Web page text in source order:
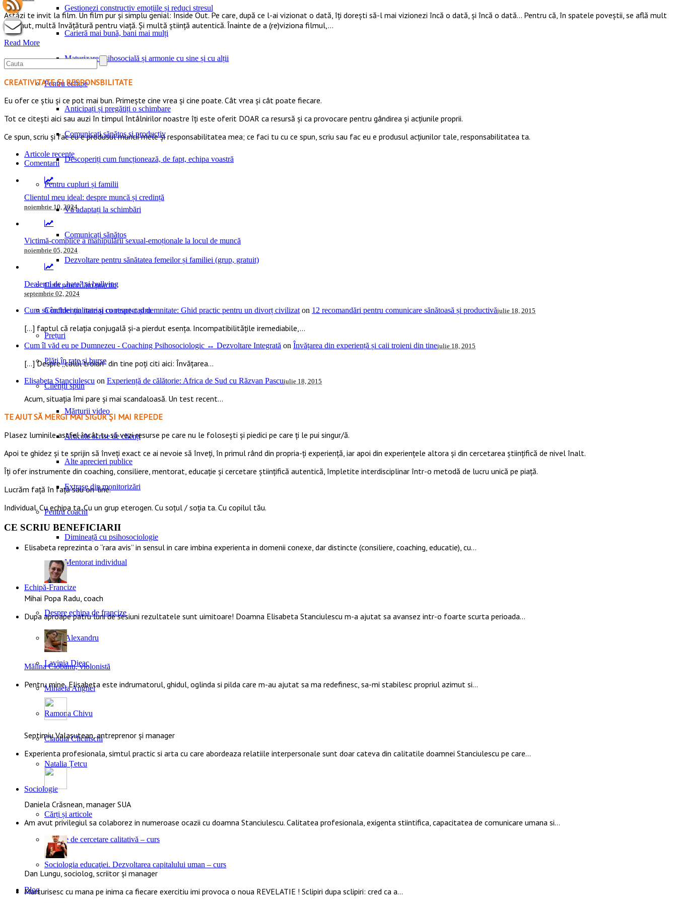
Gestionezi constructiv emoțiile și reduci stresul
Carieră mai bună, bani mai mulți
Maturizare psihosocială și armonie cu sine și cu alții
Pentru echipe
Anticipați și pregătiți o schimbare
Comunicați sănătos și productiv
Descoperiți cum funcționează, de fapt, echipa voastră
Pentru cupluri și familii
Vă adaptați la schimbări
Comunicați sănătos
Dezvoltare pentru sănătatea femeilor și familiei (grup, gratuit)
Cum procedăm practic
Confidențialitate și contract-cadru
Prețuri
Plăți în rate și burse
Clienții spun
Mărturii video
Articole scrise de clienți
Alte aprecieri publice
Extrase din monitorizări
Pentru coachi
Dimineață cu psihosociologie
Mentorat individual
Echipă-Francize
Despre echipa de francize
Diana Alexandru
Lavinia Dieac
Mihaela Anghel
Ramona Chivu
Claudia Clicinschi
Natalia Țetcu
Sociologie
Cărți și articole
Metode de cercetare calitativă – curs
Sociologia educaţiei. Dezvoltarea capitalului uman – curs
Blog
Astăzi te invit la film. Un film pur și simplu genial: Inside Out. Pe care, după ce l-ai vizionat o dată, îți dorești să-l mai vizionezi încă o dată, și încă o dată… Pentru că, în spatele poveștii, se află mult
conținut, multă învățătură pentru viață. Și multă știință autentică. Înainte de a (re)viziona filmul,…
Read More
CREATIVITATE ȘI RESPONSBILITATE
Eu ofer ce ştiu şi ce pot mai bun. Primeşte cine vrea şi cine poate. Cât vrea şi cât poate fiecare.
Tot ce citești aici sau auzi în timpul întâlnirilor noastre îți este oferit DOAR ca resursă şi ca provocare pentru gândirea și acţiunile proprii.
Ce spun, scriu și fac eu e produsul muncii mele și responsabilitatea mea; ce faci tu cu ce spun, scriu sau fac eu e produsul acțiunilor tale, responsabilitatea ta.
Articole recente
Comentarii
Clientul meu ideal: despre muncă și credință
noiembrie 10, 2024
Victimă-complice a manipulării sexual-emoționale la locul de muncă
noiembrie 05, 2024
Dealerul de „hate” și bullying
septembrie 02, 2024
Cum să închiei un mariaj cu respect și demnitate: Ghid practic pentru un divorț civilizat on 12 recomandări pentru comunicare sănătoasă și productivăiulie 18, 2015
[…] faptul că relația conjugală și-a pierdut esența. Incompatibilitățile iremediabile,...
Cum îl văd eu pe Dumnezeu - Coaching Psihosociologic ↔ Dezvoltare Integrată on Învățarea din experiență și caii troieni din tineiulie 18, 2015
[…] Despre „calul troian” din tine poți citi aici: Învățarea...
Elisabeta Stanciulescu on Experiență de călătorie: Africa de Sud cu Răzvan Pascuiulie 18, 2015
Acum, situația îmi pare și mai scandaloasă. Un test recent...
TE AJUT SĂ MERGI MAI SIGUR ȘI MAI REPEDE
​​Plasez luminile astfel încât tu să vezi resurse pe care nu le folosești și piedici pe care ți le pui singur/ă.
Apoi te ghidez și te sprijin să înveți exact ce ai nevoie să înveți, în primul rând din propria-ți experiență, iar apoi din experiențele altora și din cercetarea științifică de nivel înalt.
Îți ofer instrumente din coaching, consiliere, mentorat, educație și cercetare științifică autentică, împletite interdisciplinar într-o metodă de lucru unică pe piață.
Lucrăm față în față sau on-line.
Individual. Cu echipa ta. Cu un grup eterogen. Cu soțul / soția ta. Cu copilul tău.
CE SCRIU BENEFICIARII
Elisabeta reprezinta o “rara avis” in sensul in care imbina experienta in domenii conexe, dar distincte (consiliere, coaching, educatie), cu…
Mihai Popa Radu, coach
Dupa aproape patru luni de sesiuni rezultatele sunt uimitoare! Doamna Elisabeta Stanciulescu m-a ajutat sa avansez intr-o foarte scurta perioada…
Mălina Ciobanu, violonistă
Pentru mine, Elisabeta este indrumatorul, ghidul, oglinda si pilda care m-au ajutat sa ma redefinesc, sa-mi stabilesc propriul azimut si…
Septimiu Valasutean, antreprenor și manager
Experienta profesionala, simtul practic si arta cu care abordeaza relatiile interpersonale sunt doar cateva din calitatile doamnei Stanciulescu pe care…
Daniela Crăsnean, manager SUA
Am avut privilegiul sa colaborez in numeroase ocazii cu doamna Stanciulescu. Calitatea profesionala, exigenta stiintifica, capacitatea de comunicare umana si…
Dan Lungu, sociolog, scriitor și manager
Marturisesc cu mana pe inima ca fiecare exercitiu imi provoca o noua REVELATIE ! Sclipiri dupa sclipiri: cred ca a…